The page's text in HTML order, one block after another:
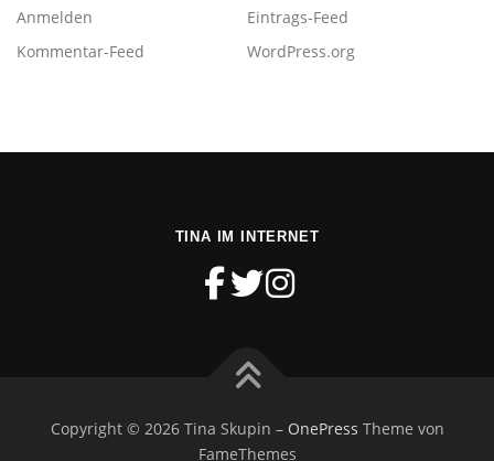
Anmelden
Eintrags-Feed
Kommentar-Feed
WordPress.org
TINA IM INTERNET
Copyright © 2026 Tina Skupin – OnePress Theme von
FameThemes